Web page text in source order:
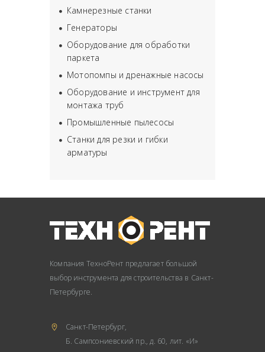
Камнерезные станки
Генераторы
Оборудование для обработки
паркета
Мотопомпы и дренажные насосы
Оборудование и инструмент для
монтажа труб
Промышленные пылесосы
Станки для резки и гибки
арматуры
Компания ТехноРент предлагает большой
выбор инструмента для строительства в Санкт-
Петербурге.
Санкт-Петербург,
Б. Сампсониевский пр., д. 60, лит. «И»